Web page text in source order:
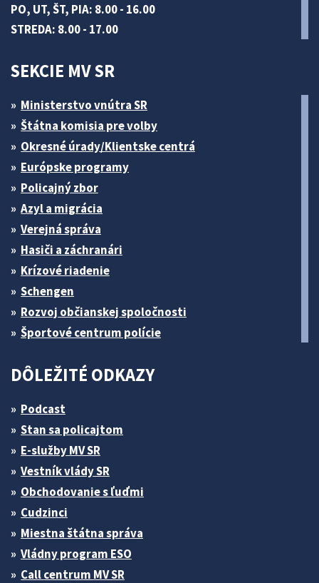
PO, UT, ŠT, PIA: 8.00 - 16.00
STREDA: 8.00 - 17.00
SEKCIE MV SR
Ministerstvo vnútra SR
Štátna komisia pre volby
Okresné úrady/Klientske centrá
Európske programy
Policajný zbor
Azyl a migrácia
Verejná správa
Hasiči a záchranári
Krízové riadenie
Schengen
Rozvoj občianskej spoločnosti
Športové centrum polície
DÔLEŽITÉ ODKAZY
Podcast
Stan sa policajtom
E-služby MV SR
Vestník vlády SR
Obchodovanie s ľuďmi
Cudzinci
Miestna štátna správa
Vládny program ESO
Call centrum MV SR